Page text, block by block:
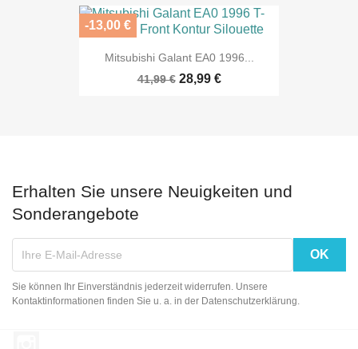
Mitsubishi Galant EA0 1996...
41,99 € 28,99 €
-13,00 €
Erhalten Sie unsere Neuigkeiten und
Sonderangebote
Sie können Ihr Einverständnis jederzeit widerrufen. Unsere
Kontaktinformationen finden Sie u. a. in der Datenschutzerklärung.